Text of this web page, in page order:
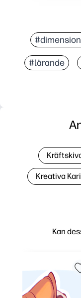
#lärande
Kan
Kreativa